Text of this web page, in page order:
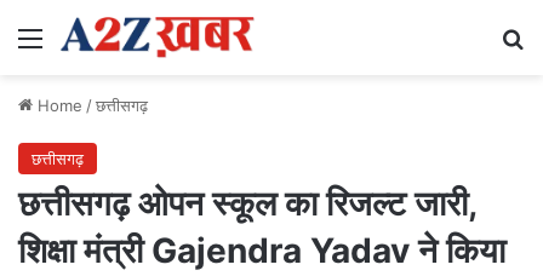
Menu
Home /छत्तीसगढ़
छत्तीसगढ़
छत्तीसगढ़ ओपन स्कूल का रिजल्ट जारी,
शिक्षा मंत्री Gajendra Yadav ने किया